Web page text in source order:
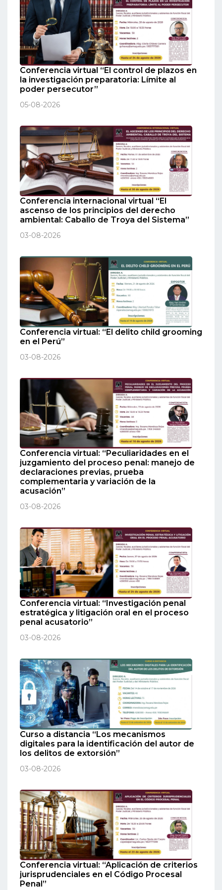
Conferencia virtual “El control de plazos en
la investigación preparatoria: Límite al
poder persecutor”
05-08-2026
Conferencia internacional virtual “El
ascenso de los principios del derecho
ambiental: Caballo de Troya del Sistema”
03-08-2026
Conferencia virtual: “El delito child grooming
en el Perú”
03-08-2026
Conferencia virtual: “Peculiaridades en el
juzgamiento del proceso penal: manejo de
declaraciones previas, prueba
complementaria y variación de la
acusación”
03-08-2026
Conferencia virtual: “Investigación penal
estratégica y litigación oral en el proceso
penal acusatorio”
03-08-2026
Curso a distancia “Los mecanismos
digitales para la identificación del autor de
los delitos de extorsión”
03-08-2026
Conferencia virtual: “Aplicación de criterios
jurisprudenciales en el Código Procesal
Penal”